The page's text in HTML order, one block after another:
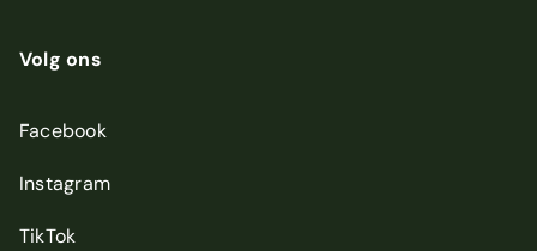
Volg ons
Facebook
Instagram
TikTok